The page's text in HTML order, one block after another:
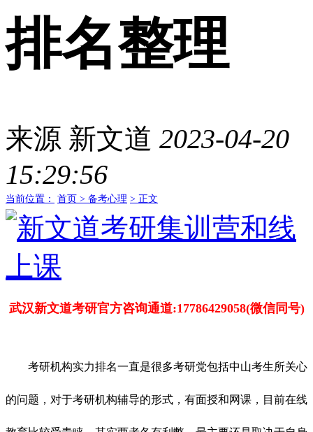
排名整理
来源 新文道 2023-04-20
15:29:56
当前位置： 首页 > 备考心理 > 正文
武汉新文道考研官方咨询通道:17786429058(微信同号)
考研机构实力排名一直是很多考研党包括中山考生所关心
的问题，对于考研机构辅导的形式，有面授和网课，目前在线